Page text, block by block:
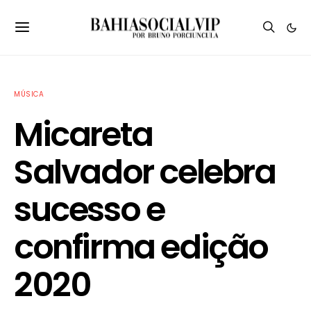
MÚSICA
Micareta
Salvador celebra
sucesso e
confirma edição
2020